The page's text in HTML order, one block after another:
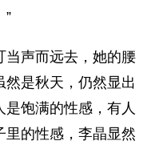
”
声而远去，她的腰
是秋天，仍然显出
饱满的性感，有人
里的性感，李晶显然